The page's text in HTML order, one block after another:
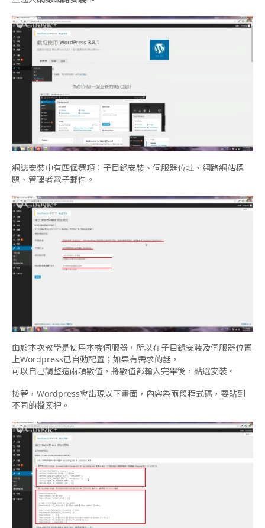
網誌安裝中有四個選項：子目錄安裝、伺服器位址、網路網站標
題、管理者電子郵件。
由於本次教學是使用本機伺服器，所以在子目錄安裝及伺服器位置
上Wordpress已自動配置；如果有需求的話，
可以自己調整這兩項數值，將數值都輸入完畢後，點選安裝。
接著，Wordpress會出現以下畫面，內容為兩段程式碼，要貼到
不同的檔案裡。